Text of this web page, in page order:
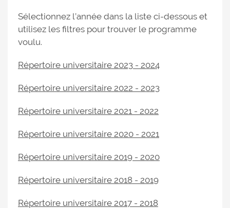
Sélectionnez l’année dans la liste ci-dessous et
utilisez les filtres pour trouver le programme
voulu.
Répertoire universitaire 2023 - 2024
Répertoire universitaire 2022 - 2023
Répertoire universitaire 2021 - 2022
Répertoire universitaire 2020 - 2021
Répertoire universitaire 2019 - 2020
Répertoire universitaire 2018 - 2019
Répertoire universitaire 2017 - 2018